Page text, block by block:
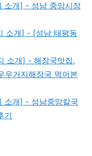
소개] - 성남 중앙시장
소개] - [성남 태평동
소개] - 해장국맛집,
우거지해장국 먹어본
소개] - 성남중앙칼국
기